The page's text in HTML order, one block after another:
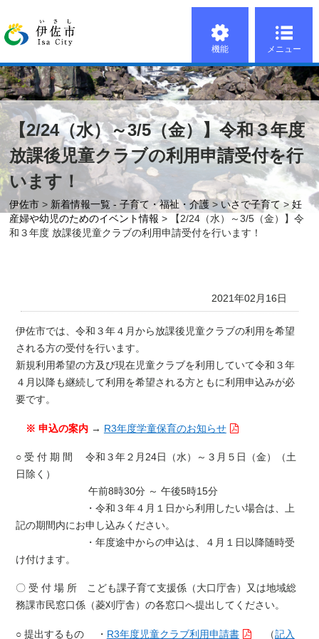
機能 メニュー
【2/24（水）～3/5（金）】令和３年度
放課後児童クラブの利用申請受付を行
います！
伊佐市 > 新着情報一覧 - 子育て・福祉・介護 > いさで子育て >妊
産婦や幼児のためのイベント情報 > 【2/24（水）～3/5（金）】令
和３年度 放課後児童クラブの利用申請受付を行います！
2021年02月16日
伊佐市では、令和３年４月から放課後児童クラブの利用を希望
される方の受付を行います。
新規利用希望の方及び現在児童クラブを利用していて令和３年
４月以降も継続して利用を希望される方ともに利用申込みが必
要です。
※ 申込の案内 → R3年度学童保育のお知らせ
○ 受 付 期 間 令和３年２月24日（水）～３月５日（金）（土
日除く）
午前8時30分 ～ 午後5時15分
・令和３年４月１日から利用したい場合は、上
記の期間内にお申し込みください。
・年度途中からの申込は、４月１日以降随時受
け付けます。
〇 受 付 場 所 こども課子育て支援係（大口庁舎）又は地域総
務課市民窓口係（菱刈庁舎）の各窓口へ提出してください。
○ 提出するもの ・ R3年度児童クラブ利用申請書 （記入